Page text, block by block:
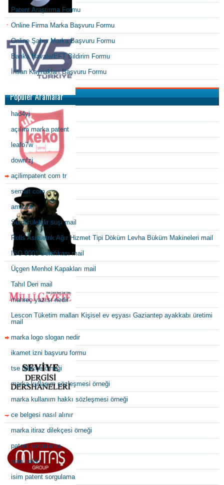
Patent Araştırma Formu
Online Firma Marka Başvuru Formu
Online Şahıs Marka Başvuru Formu
Banka Havale/EFT Bildirim Formu
İnsan Kaynakları Başvuru Formu
Popüler Aramalar
had4yi
açılım marka patent
leafo7w
downfzj
açilimpatent com tr
semalt com
amazon
Sürdürülebilir suşi mail
Rolls Asimetrik Ağır Hizmet Tipi Döküm Levha Büküm Makineleri mail
ISO 9001 Sertifikası mail
Üçgen Menhol Kapakları mail
Tahıl Deri mail
mahreç yazısı nedir
Lescon Tüketim malları Kişisel ev eşyası Gaziantep ayakkabı üretimi
mail
marka logo slogan nedir
ikamet izni başvuru formu
tse dilekçe örneği
marka kullanım sözleşmesi örneği
marka kullanım hakkı sözleşmesi örneği
ce belgesi nasıl alınır
marka itiraz dilekçesi örneği
patent sorgulama
isim hakkı
isim patent sorgulama